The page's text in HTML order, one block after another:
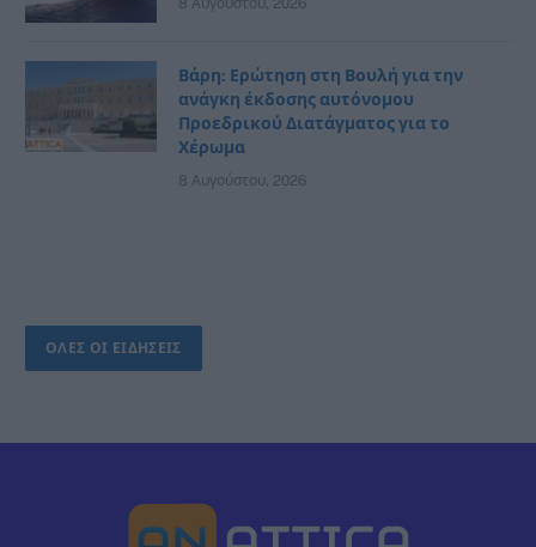
8 Αυγούστου, 2026
Βάρη: Ερώτηση στη Βουλή για την
ανάγκη έκδοσης αυτόνομου
Προεδρικού Διατάγματος για το
Χέρωμα
8 Αυγούστου, 2026
ΟΛΕΣ ΟΙ ΕΙΔΗΣΕΙΣ